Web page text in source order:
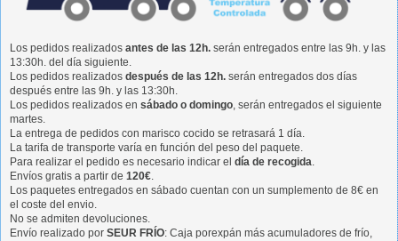
Los pedidos realizados antes de las 12h. serán entregados entre las 9h. y las
13:30h. del día siguiente.
Los pedidos realizados después de las 12h. serán entregados dos días
después entre las 9h. y las 13:30h.
Los pedidos realizados en sábado o domingo , serán entregados el siguiente
martes.
La entrega de pedidos con marisco cocido se retrasará 1 día.
La tarifa de transporte varía en función del peso del paquete.
Para realizar el pedido es necesario indicar el día de recogida
Envíos gratis a partir de 120€
Los paquetes entregados en sábado cuentan con un sumplemento de 8€ en
el coste del envio.
No se admiten devoluciones.
Envío realizado por SEUR FRÍO: Caja porexpán más acumuladores de frío,